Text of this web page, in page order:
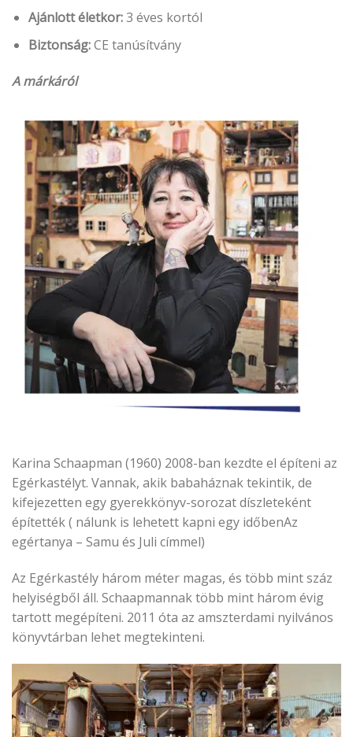
Ajánlott életkor:3 éves kortól
Biztonság:CE tanúsítvány
A márkáról
Karina Schaapman (1960) 2008-ban kezdte el építeni az
Egérkastélyt. Vannak, akik babaháznak tekintik, de
kifejezetten egy gyerekkönyv-sorozat díszleteként
építették ( nálunk is lehetett kapni egy időbenAz
egértanya – Samu és Juli címmel)
Az Egérkastély három méter magas, és több mint száz
helyiségből áll. Schaapmannak több mint három évig
tartott megépíteni. 2011 óta az amszterdami nyilvános
könyvtárban lehet megtekinteni.